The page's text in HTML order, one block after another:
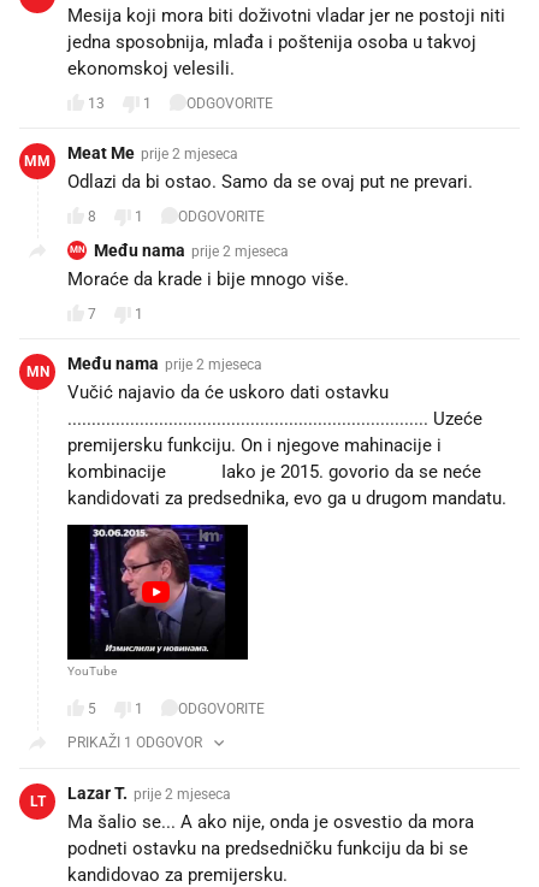
Mesija koji mora biti doživotni vladar jer ne postoji niti
jedna sposobnija, mlađa i poštenija osoba u takvoj
ekonomskoj velesili.
13 1 ODGOVORITE
MM Meat Me prije 2 mjeseca
Odlazi da bi ostao. Samo da se ovaj put ne prevari.
8 1 ODGOVORITE
MN Među nama prije 2 mjeseca
Moraće da krade i bije mnogo više.
7 1
MN Među nama prije 2 mjeseca
Vučić najavio da će uskoro dati ostavku
........................................................................... Uzeće
premijersku funkciju. On i njegove mahinacije i
kombinacije 😠😠 Iako je 2015. govorio da se neće
kandidovati za predsednika, evo ga u drugom mandatu.
YouTube
5 1
ODGOVORITE
PRIKAŽI 1 ODGOVOR
LT Lazar T. prije 2 mjeseca
Ma šalio se... A ako nije, onda je osvestio da mora
podneti ostavku na predsedničku funkciju da bi se
kandidovao za premijersku.